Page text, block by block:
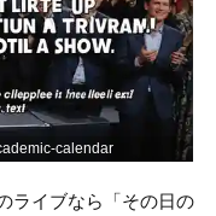
calendar
ライブなら「その日の